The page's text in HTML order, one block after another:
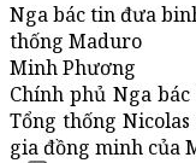
Nga bác tin đưa
thống Maduro
Minh Phương
Chính phủ Nga
Tổng thống
gia đồng minh của